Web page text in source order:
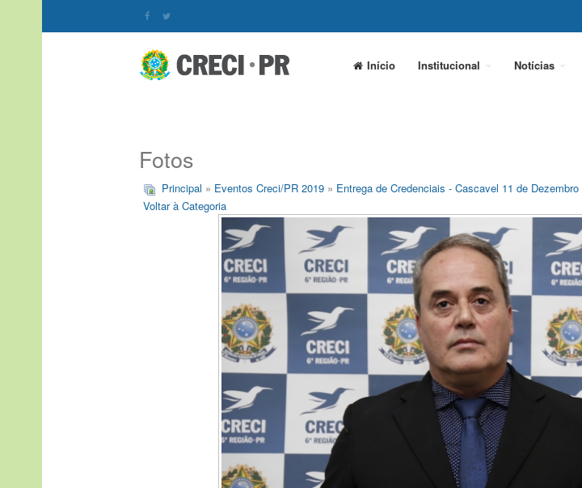
Início Institucional Notícias
Fotos
Principal » Eventos Creci/PR 2019 » Entrega de Credenciais - Cascavel 11 de Dezembro
Voltar à Categoria